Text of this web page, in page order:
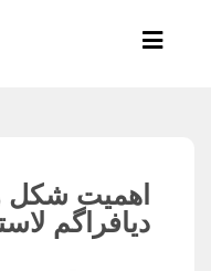
اهمیت شکل
دیافراگم